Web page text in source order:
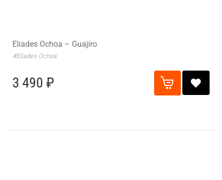
Eliades Ochoa – Guajíro
#Eliades Ochoa
3 490 ₽